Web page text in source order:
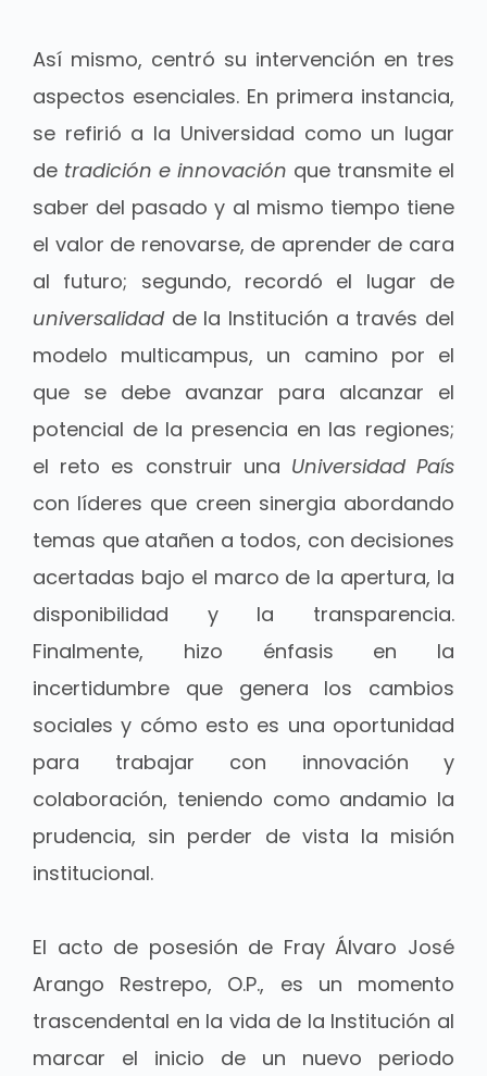
Así mismo, centró su intervención en tres
aspectos esenciales. En primera instancia,
se refirió a la Universidad como un lugar
de tradición e innovación que transmite el
saber del pasado y al mismo tiempo tiene
el valor de renovarse, de aprender de cara
al futuro; segundo, recordó el lugar de
universalidad de la Institución a través del
modelo multicampus, un camino por el
que se debe avanzar para alcanzar el
potencial de la presencia en las regiones;
el reto es construir una Universidad País
con líderes que creen sinergia abordando
temas que atañen a todos, con decisiones
acertadas bajo el marco de la apertura, la
disponibilidad y la transparencia.
Finalmente, hizo énfasis en la
incertidumbre que genera los cambios
sociales y cómo esto es una oportunidad
para trabajar con innovación y
colaboración, teniendo como andamio la
prudencia, sin perder de vista la misión
institucional.
El acto de posesión de Fray Álvaro José
Arango Restrepo, O.P., es un momento
trascendental en la vida de la Institución al
marcar el inicio de un nuevo periodo